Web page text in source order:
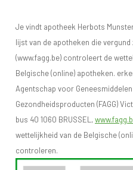
Je vindt apotheek Herbots
lijst van de apotheken die vergund
(www.fagg.be) controleert de
Belgische (online) apotheken.
Agentschap voor
Gezondheidsproducten (FAGG)
bus 40 1060 BRUSSEL,
wettelijkheid van de Belgische
controleren.